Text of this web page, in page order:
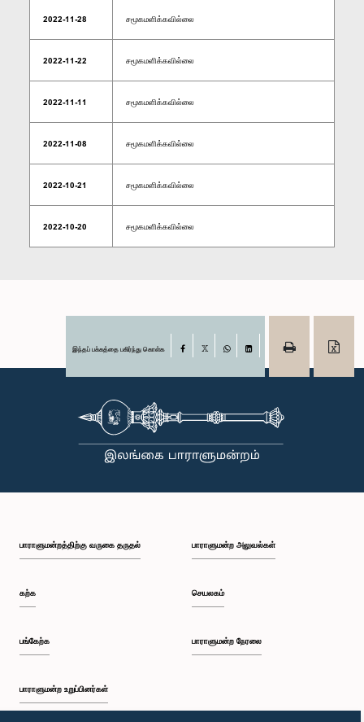
2022-11-28 சமூகமளிக்கவில்லை
2022-11-22 சமூகமளிக்கவில்லை
2022-11-11 சமூகமளிக்கவில்லை
2022-11-08 சமூகமளிக்கவில்லை
2022-10-21 சமூகமளிக்கவில்லை
2022-10-20 சமூகமளிக்கவில்லை
இந்தப் பக்கத்தை பகிர்ந்து கொள்க Facebook
பாராளுமன்றத்திற்கு வருகை தருதல்
கற்க
பங்கேற்க
பாராளுமன்ற உறுப்பினர்கள்
பாராளுமன்ற அலுவல்கள்
செயலகம்
பாராளுமன்ற நேரலை